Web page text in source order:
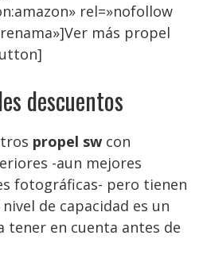
rel=»nofollow
más propel
descuentos
propel sw con
-aun mejores
fotográficas- pero tienen
de capacidad es un
en cuenta antes de